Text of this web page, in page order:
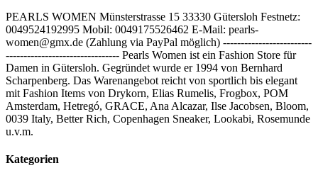
PEARLS WOMEN Münsterstrasse 15 33330 Gütersloh Festnetz:
0049524192995 Mobil: 0049175526462 E-Mail: pearls-
women@gmx.de (Zahlung via PayPal möglich) -------------------------
-------------------------------- Pearls Women ist ein Fashion Store für
Damen in Gütersloh. Gegründet wurde er 1994 von Bernhard
Scharpenberg. Das Warenangebot reicht von sportlich bis elegant
mit Fashion Items von Drykorn, Elias Rumelis, Frogbox, POM
Amsterdam, Hetregó, GRACE, Ana Alcazar, Ilse Jacobsen, Bloom,
0039 Italy, Better Rich, Copenhagen Sneaker, Lookabi, Rosemunde
u.v.m.
Kategorien